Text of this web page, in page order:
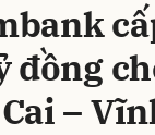
đồng
–